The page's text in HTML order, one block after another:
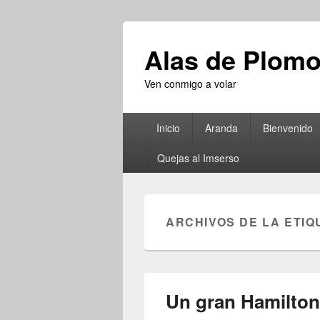
Alas de Plomo
Ven conmigo a volar
principalInicio Aranda Bienvenido
Quejas al Imserso
ARCHIVOS DE LA
Un gran